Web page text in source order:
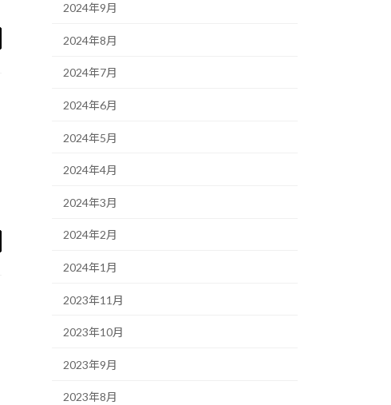
2024年9月
2024年8月
2024年7月
2024年6月
2024年5月
2024年4月
2024年3月
2024年2月
2024年1月
2023年11月
2023年10月
2023年9月
2023年8月